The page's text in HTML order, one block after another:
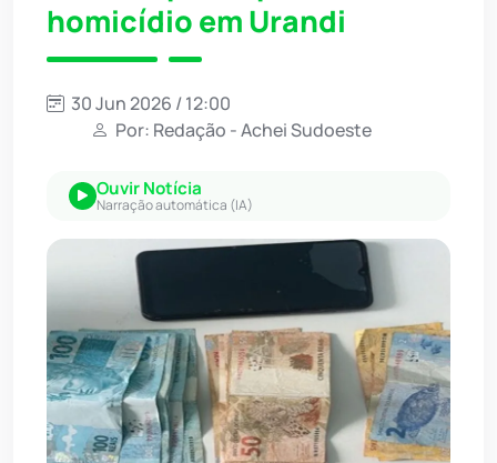
homicídio em Urandi
30 Jun 2026 / 12:00
Por: Redação - Achei Sudoeste
Ouvir Notícia
Narração automática (IA)